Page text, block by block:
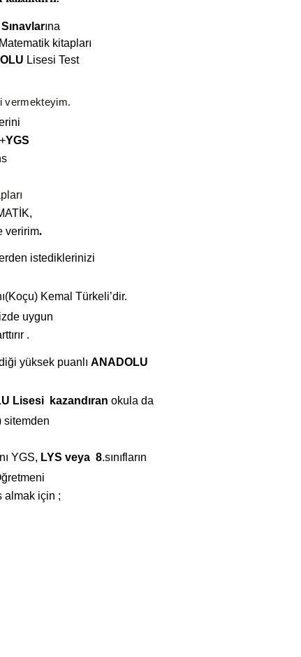
Sınavlarına
kitapları
Lisesi Test
vermekteyim.
+YGS
veririm.
istediklerinizi
Kemal Türkeli’dir.
uygun
.
yüksek puanlı ANADOLU
Lisesi kazandıran okula da
sitemden
YGS, LYS veya 8.sınıfların
almak için ;